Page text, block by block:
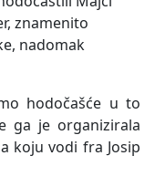
znamenito
nadomak
hodočašće u to
ga je organizirala
koju vodi fra Josip